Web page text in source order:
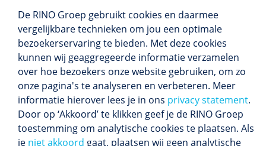
De RINO Groep gebruikt cookies en daarmee
vergelijkbare technieken om jou een optimale
bezoekerservaring te bieden. Met deze cookies
kunnen wij geaggregeerde informatie verzamelen
over hoe bezoekers onze website gebruiken, om zo
onze pagina's te analyseren en verbeteren. Meer
informatie hierover lees je in ons privacy statement.
Door op ‘Akkoord’ te klikken geef je de RINO Groep
toestemming om analytische cookies te plaatsen. Als
je niet akkoord gaat, plaatsen wij geen analytische
Meer dan 250 opleidingen
Alle BIG-opleidingen in huis
Cedeo-erkend en CRKBO-geregistreerd
Gemiddelde beoordeling 8,4
Volg ons
Blijf op de hoogte van het (nieuwe) scholings­
aanbod en ons laatste nieuws.